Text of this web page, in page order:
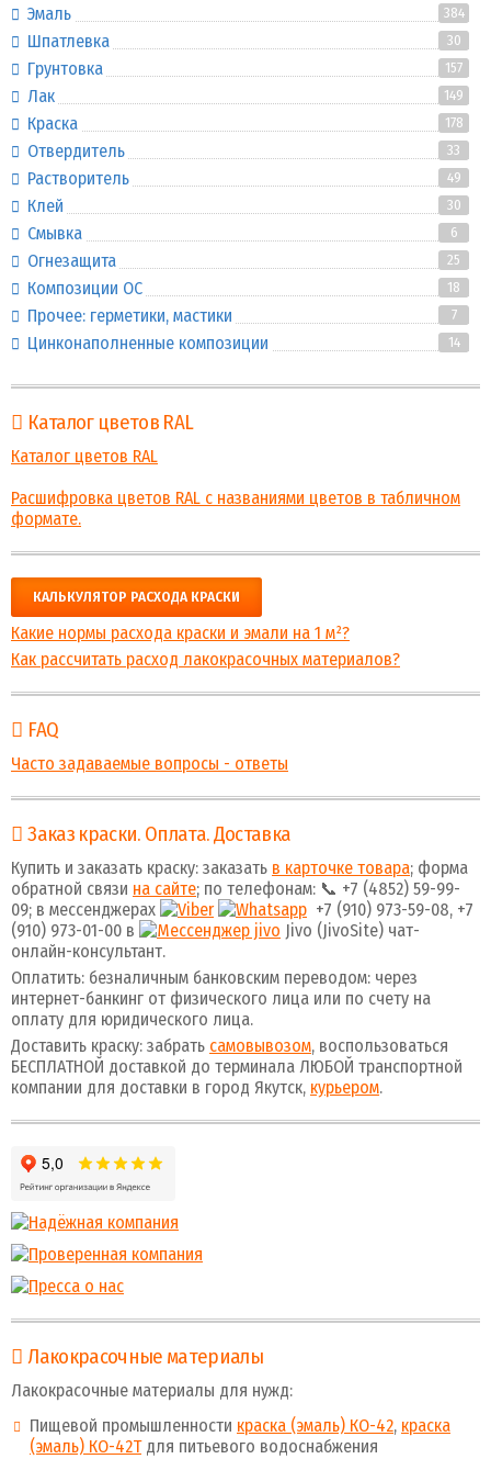
Эмаль 384
Шпатлевка 30
Грунтовка 157
Лак 149
Краска 178
Отвердитель 33
Растворитель 49
Клей 30
Смывка 6
Огнезащита 25
Композиции ОС 18
Прочее: герметики, мастики 7
Цинконаполненные композиции 14
Каталог цветов RAL
Каталог цветов RAL
Расшифровка цветов RAL с названиями цветов в табличном
формате.
КАЛЬКУЛЯТОР РАСХОДА КРАСКИ
Какие нормы расхода краски и эмали на 1 м²?
Как рассчитать расход лакокрасочных материалов?
FAQ
Часто задаваемые вопросы - ответы
Заказ краски. Оплата. Доставка
Купить и заказать краску: заказать в карточке товара; форма
обратной связи на сайте; по телефонам: 📞 +7 (4852) 59-99-
09; в мессенджерах
+7 (910) 973-59-08, +7
(910) 973-01-00 в
Jivo (JivoSite) чат-
онлайн-консультант.
Оплатить: безналичным банковским переводом: через
интернет-банкинг от физического лица или по счету на
оплату для юридического лица.
Доставить краску: забрать самовывозом, воспользоваться
БЕСПЛАТНОЙ доставкой до терминала ЛЮБОЙ транспортной
компании для доставки в город Якутск, курьером.
Лакокрасочные материалы
Лакокрасочные материалы для нужд:
Пищевой промышленности краска (эмаль) КО-42, краска
(эмаль) КО-42Тдля питьевого водоснабжения